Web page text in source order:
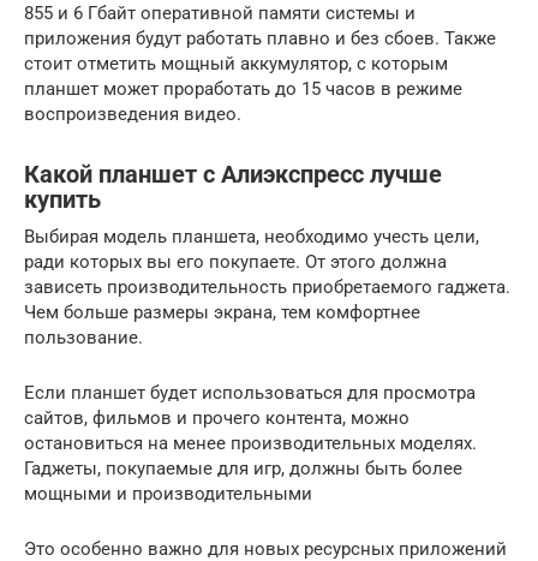
855 и 6 Гбайт оперативной памяти системы и
приложения будут работать плавно и без сбоев. Также
стоит отметить мощный аккумулятор, с которым
планшет может проработать до 15 часов в режиме
воспроизведения видео.
Какой планшет с Алиэкспресс лучше
купить
Выбирая модель планшета, необходимо учесть цели,
ради которых вы его покупаете. От этого должна
зависеть производительность приобретаемого гаджета.
Чем больше размеры экрана, тем комфортнее
пользование.
Если планшет будет использоваться для просмотра
сайтов, фильмов и прочего контента, можно
остановиться на менее производительных моделях.
Гаджеты, покупаемые для игр, должны быть более
мощными и производительными
Это особенно важно для новых ресурсных приложений